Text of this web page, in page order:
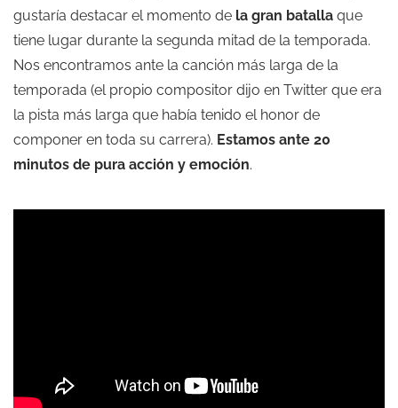
gustaría destacar el momento de la gran batalla que
tiene lugar durante la segunda mitad de la temporada.
Nos encontramos ante la canción más larga de la
temporada (el propio compositor dijo en Twitter que era
la pista más larga que había tenido el honor de
componer en toda su carrera). Estamos ante 20
minutos de pura acción y emoción.